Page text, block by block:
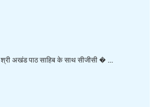
श्री अखंड पाठ साहिब के साथ सीजीसी � ...